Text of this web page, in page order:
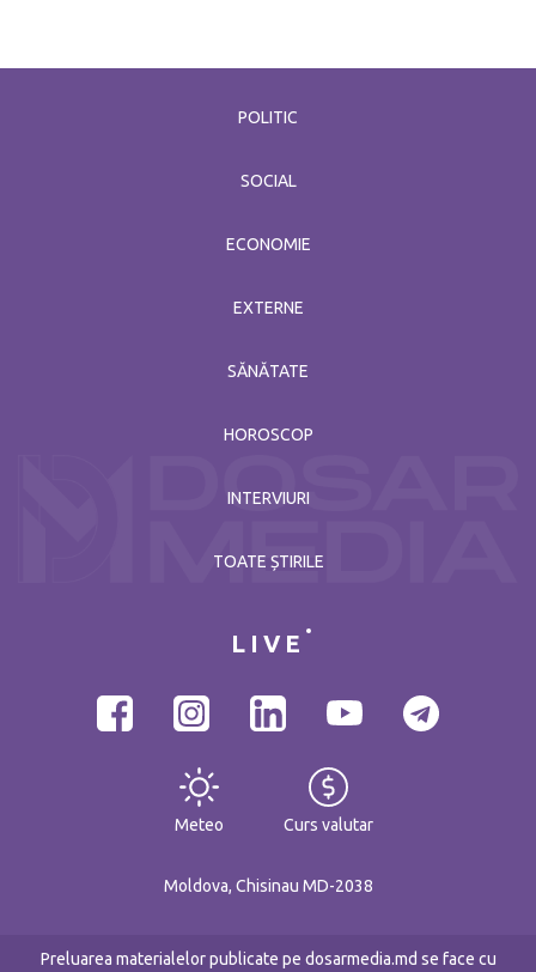
POLITIC
SOCIAL
ECONOMIE
EXTERNE
SĂNĂTATE
HOROSCOP
INTERVIURI
TOATE ȘTIRILE
LIVE
Meteo Curs valutar
Moldova, Chisinau MD-2038
Preluarea materialelor publicate pe dosarmedia.md se face cu